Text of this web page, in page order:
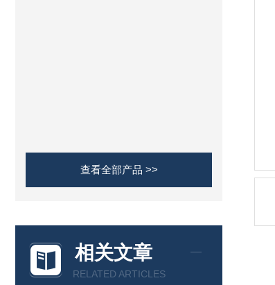
查看全部产品 >>
相关文章
RELATED ARTICLES